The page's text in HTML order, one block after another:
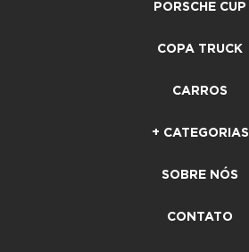
PORSCHE CUP
COPA TRUCK
CARROS
+ CATEGORIAS
SOBRE NÓS
CONTATO